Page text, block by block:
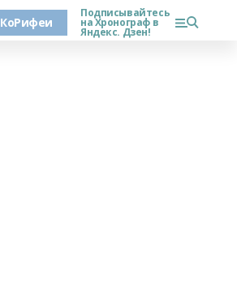
КоРифеи
Подписывайтесь
на Хронограф в
Яндекс. Дзен!